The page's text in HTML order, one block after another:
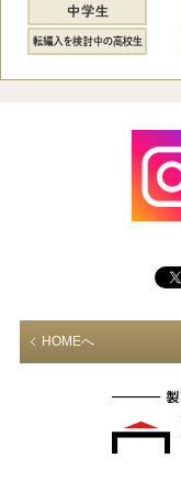
HOMEへ